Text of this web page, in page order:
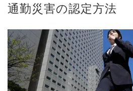
通勤災害の認定方法